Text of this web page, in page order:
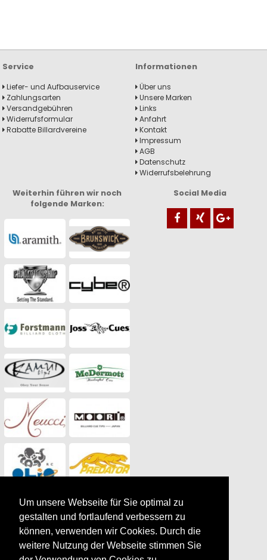
Um unsere Webseite für Sie optimal zu
gestalten und fortlaufend verbessern zu
können, verwenden wir Cookies. Durch die
weitere Nutzung der Webseite stimmen Sie
Service
Liefer- und Aufbauservice
Zahlungsarten
Versandgebühren
Widerrufsformular
Rabatte Billardvereine
Informationen
Über uns
Unsere Marken
Links
Anfahrt
Kontakt
Impressum
AGB
Datenschutz
Widerrufsbelehrung
Weiterhin führen wir noch
folgende Marken:
Social Media